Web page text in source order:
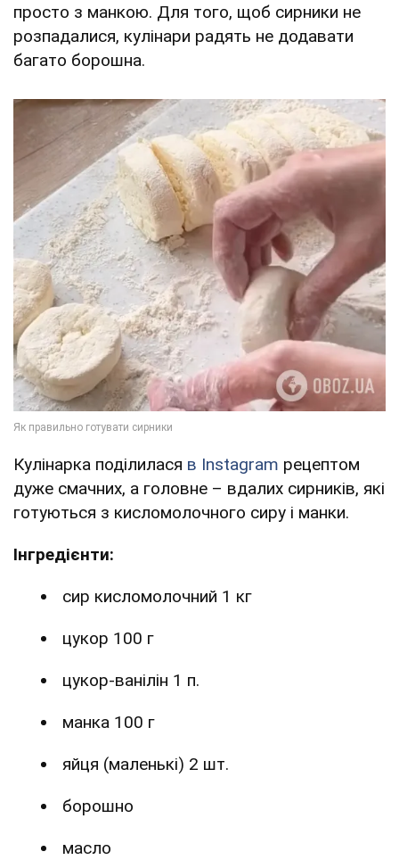
просто з манкою. Для того, щоб сирники не
розпадалися, кулінари радять не додавати
багато борошна.
Кулінарка поділилася в Instagram рецептом
дуже смачних, а головне – вдалих сирників, які
готуються з кисломолочного сиру і манки.
Інгредієнти:
сир кисломолочний 1 кг
цукор 100 г
цукор-ванілін 1 п.
манка 100 г
яйця (маленькі) 2 шт.
борошно
масло